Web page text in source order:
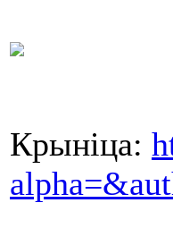
Крыніца: